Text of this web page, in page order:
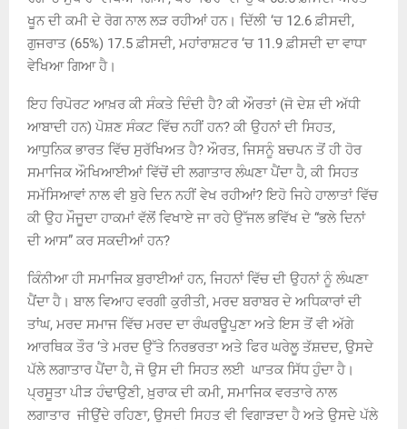
ਖੂਨ ਦੀ ਕਮੀ ਦੇ ਰੋਗ ਨਾਲ ਲੜ ਰਹੀਆਂ ਹਨ। ਦਿੱਲੀ ‘ਚ 12.6 ਫ਼ੀਸਦੀ,
ਗੁਜਰਾਤ (65%) 17.5 ਫ਼ੀਸਦੀ, ਮਹਾਂਰਾਸ਼ਟਰ‘ਚ 11.9 ਫ਼ੀਸਦੀ ਦਾ ਵਾਧਾ
ਵੇਖਿਆ ਗਿਆ ਹੈ।
ਇਹ ਰਿਪੋਰਟ ਆਖ਼ਰ ਕੀ ਸੰਕਤੇ ਦਿੰਦੀ ਹੈ? ਕੀ ਔਰਤਾਂ (ਜੋ ਦੇਸ਼ ਦੀ ਅੱਧੀ
ਆਬਾਦੀ ਹਨ) ਪੋਸ਼ਣ ਸੰਕਟ ਵਿੱਚ ਨਹੀਂ ਹਨ? ਕੀ ਉਹਨਾਂ ਦੀ ਸਿਹਤ,
ਆਧੁਨਿਕ ਭਾਰਤ ਵਿੱਚ ਸੁਰੱਖਿਅਤ ਹੈ? ਔਰਤ, ਜਿਸਨੂੰ ਬਚਪਨ ਤੋਂ ਹੀ ਹੋਰ
ਸਮਾਜਿਕ ਔਖਿਆਈਆਂ ਵਿੱਚੋਂ ਦੀ ਲਗਾਤਾਰ ਲੰਘਣਾ ਪੈਂਦਾ ਹੈ, ਕੀ ਸਿਹਤ
ਸਮੱਸਿਆਵਾਂ ਨਾਲ ਵੀ ਬੁਰੇ ਦਿਨ ਨਹੀਂ ਵੇਖ ਰਹੀਆਂ? ਇਹੋ ਜਿਹੇ ਹਾਲਾਤਾਂ ਵਿੱਚ
ਕੀ ਉਹ ਮੌਜੂਦਾ ਹਾਕਮਾਂ ਵੱਲੋਂ ਵਿਖਾਏ ਜਾ ਰਹੇ ਉੱਜਲ ਭਵਿੱਖ ਦੇ “ਭਲੇ ਦਿਨਾਂ
ਦੀ ਆਸ” ਕਰ ਸਕਦੀਆਂ ਹਨ?
ਕਿੰਨੀਆ ਹੀ ਸਮਾਜਿਕ ਬੁਰਾਈਆਂ ਹਨ, ਜਿਹਨਾਂ ਵਿੱਚ ਦੀ ਉਹਨਾਂ ਨੂੰ ਲੰਘਣਾ
ਪੈਂਦਾ ਹੈ। ਬਾਲ ਵਿਆਹ ਵਰਗੀ ਕੁਰੀਤੀ, ਮਰਦ ਬਰਾਬਰ ਦੇ ਅਧਿਕਾਰਾਂ ਦੀ
ਤਾਂਘ, ਮਰਦ ਸਮਾਜ ਵਿੱਚ ਮਰਦ ਦਾ ਰੰਘਰਊਪੁਣਾ ਅਤੇ ਇਸ ਤੋਂ ਵੀ ਅੱਗੇ
ਆਰਥਿਕ ਤੌਰ ‘ਤੇ ਮਰਦ ਉੱਤੇ ਨਿਰਭਰਤਾ ਅਤੇ ਫਿਰ ਘਰੇਲੂ ਤੱਸ਼ਦਦ, ਉਸਦੇ
ਪੱਲੇ ਲਗਾਤਾਰ ਪੈਂਦਾ ਹੈ, ਜੋ ਉਸ ਦੀ ਸਿਹਤ ਲਈ ਘਾਤਕ ਸਿੱਧ ਹੁੰਦਾ ਹੈ।
ਪ੍ਰਸੂਤਾ ਪੀੜ ਹੰਢਾਉਣੀ, ਖ਼ੁਰਾਕ ਦੀ ਕਮੀ, ਸਮਾਜਿਕ ਵਰਤਾਰੇ ਨਾਲ
ਲਗਾਤਾਰ ਜੀਉਂਦੇ ਰਹਿਣਾ, ਉਸਦੀ ਸਿਹਤ ਵੀ ਵਿਗਾੜਦਾ ਹੈ ਅਤੇ ਉਸਦੇ ਪੱਲੇ